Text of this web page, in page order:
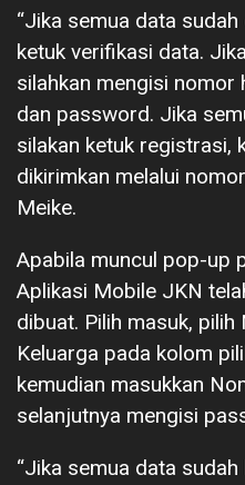
“Jika semua data sudah
ketuk verifikasi data.
silahkan mengisi nomor
dan password. Jika
silakan ketuk registrasi,
dikirimkan melalui
Meike.
Apabila muncul pop-up
Aplikasi Mobile JKN
dibuat. Pilih masuk,
Keluarga pada kolom
kemudian masukkan
selanjutnya mengisi
“Jika semua data